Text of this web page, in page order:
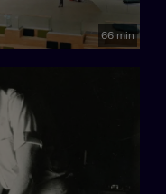
66 min